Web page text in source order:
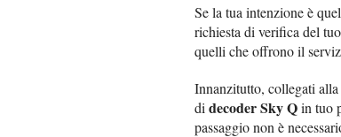
Se la tua intenzione è
richiesta di verifica del
quelli che offrono il
Innanzitutto, collegati alla
di decoder Sky Qin tuo
passaggio non è